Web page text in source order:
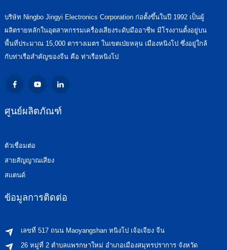
บริษัท Ningbo Jingyi Electronics Corporation ก่อตั้งขึ้นในปี 1992 เป็นผู้
ผลิตรายหลักในอุตสาหกรรมเครื่องเสียงระดับมืออาชีพ มีโรงงานตั้งอยู่บน
พื้นที่ประมาณ 15,000 ตารางเมตร ในเขตเป่ยหลุน เมืองหนิงโป ซึ่งอยู่ใกล้
กับท่าเรือสำคัญของจีน คือ ท่าเรือหนิงโป
ศูนย์ผลิตภัณฑ์
ตัวเชื่อมต่อ
สายสัญญาณเสียง
สแตนด์
ข้อมูลการติดต่อ
เลขที่ 517 ถนน Maoyangshan หนิงโป เจ้อเจียง จีน
26 หมู่ที่ 2 ตำบลแพรกษาใหม่ อำเภอเมืองสมุทรปราการ จังหวัด